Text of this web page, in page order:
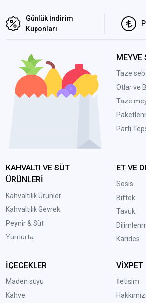
Günlük İndirim
Kuponları
MEYVE
Taze
Otlar ve
Taze
Parti
KAHVALTI VE SÜT
ÜRÜNLERİ
Kahvaltılık Ürünler
Kahvaltılık Gevrek
Peynir & Süt
Yumurta
ET VE
Sosis
Biftek
Tavuk
Karides
İÇECEKLER
Maden suyu
Kahve
VİXPET
İletişim